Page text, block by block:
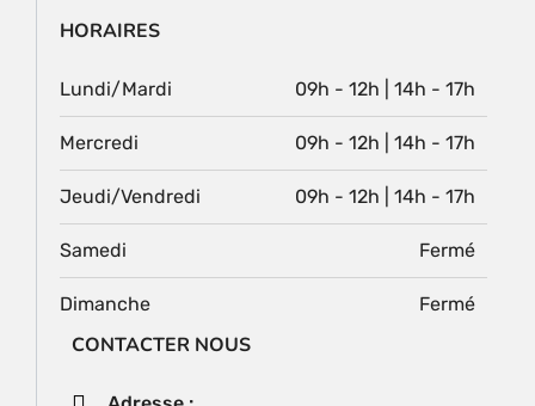
HORAIRES
Lundi/Mardi 09h - 12h | 14h - 17h
Mercredi 09h - 12h | 14h - 17h
Jeudi/Vendredi 09h - 12h | 14h - 17h
Samedi Fermé
Dimanche Fermé
CONTACTER NOUS